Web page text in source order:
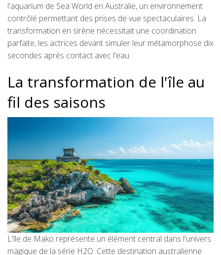
l'aquarium de Sea World en Australie, un environnement
contrôlé permettant des prises de vue spectaculaires. La
transformation en sirène nécessitait une coordination
parfaite, les actrices devant simuler leur métamorphose dix
secondes après contact avec l'eau.
La transformation de l'île au
fil des saisons
L'île de Mako représente un élément central dans l'univers
magique de la série H2O. Cette destination australienne